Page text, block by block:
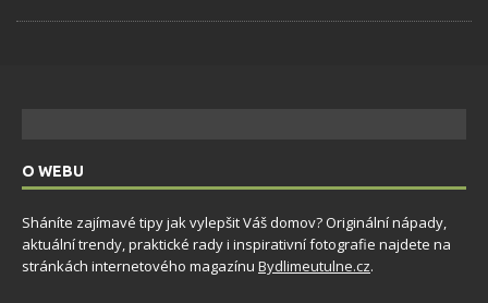
O WEBU
Sháníte zajímavé tipy jak vylepšit Váš domov? Originální nápady,
aktuální trendy, praktické rady i inspirativní fotografie najdete na
stránkách internetového magazínu Bydlimeutulne.cz.